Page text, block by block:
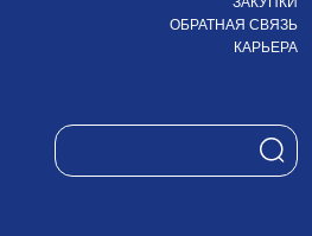
ОБРАТНАЯ СВЯЗЬ
КАРЬЕРА